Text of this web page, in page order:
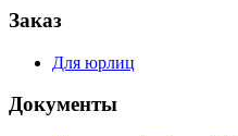
Заказ
Для юрлиц
Документы